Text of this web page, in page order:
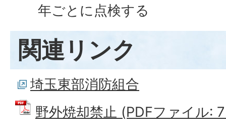
年ごとに点検する
関連リンク
埼玉東部消防組合
野外焼却禁止 (PDFファイル: